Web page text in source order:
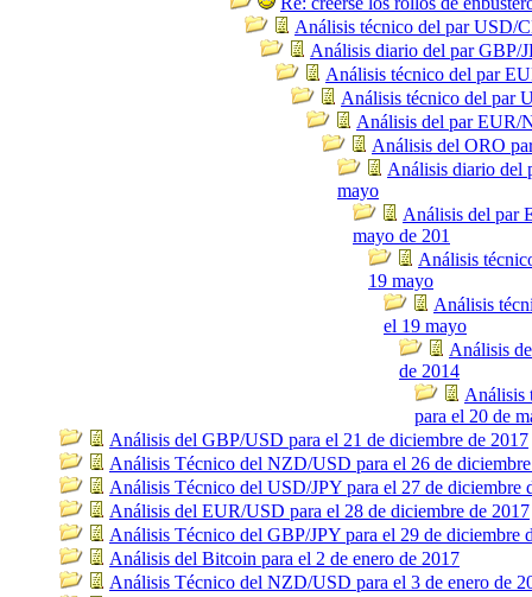
Análisis técnico del par USD/
Análisis diario del par GBP/
Análisis técnico del par
Análisis técnico del par
Análisis del par EUR/
Análisis del ORO
Análisis diario del
mayo
Análisis del par
mayo de 201
Análisis
19 mayo
Análisis
el 19 mayo
Análisis
de 2014
Análisis
para el 20 de
Análisis del GBP/USD para el 21 de diciembre de 2017
Análisis Técnico del NZD/USD para el 26 de
Análisis Técnico del USD/JPY para el 27 de diciembre
Análisis del EUR/USD para el 28 de diciembre de 2017
Análisis Técnico del GBP/JPY para el 29 de diciembre
Análisis del Bitcoin para el 2 de enero de 2017
Análisis Técnico del NZD/USD para el 3 de enero de